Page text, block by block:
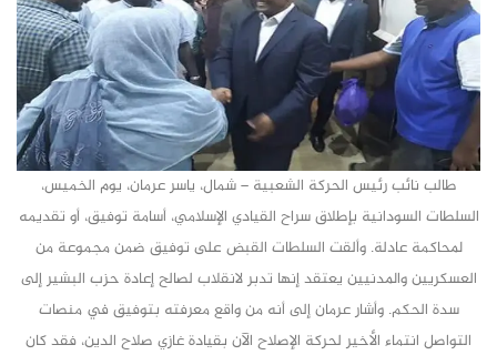
طالب نائب رئيس الحركة الشعبية – شمال، ياسر عرمان، يوم الخميس،
السلطات السودانية بإطلاق سراح القيادي الإسلامي، أسامة توفيق، أو تقديمه
لمحاكمة عادلة. وألقت السلطات القبض على توفيق ضمن مجموعة من
العسكريين والمدنيين يعتقد إنها تدبر لانقلاب لصالح إعادة حزب البشير إلى
سدة الحكم. وأشار عرمان إلى أنه من واقع معرفته بتوفيق في منصات
التواصل انتماء الأخير لحركة الإصلاح الآن بقيادة غازي صلاح الدين، فقد كان